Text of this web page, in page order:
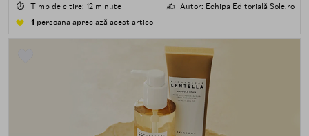
⏱️ Timp de citire: 12 minute ✍️ Autor: Echipa Editorială Sole.ro
1 persoana apreciază acest articol